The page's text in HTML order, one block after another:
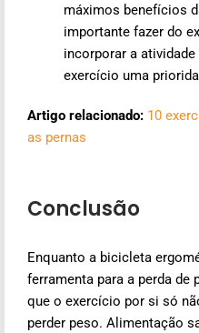
máximos benefícios
importante fazer do
incorporar a
exercício uma
Artigo relacionado: 10
as pernas
Conclusão
Enquanto a bicicleta
ferramenta para a perda de
que o exercício por si só
perder peso. Alimentação